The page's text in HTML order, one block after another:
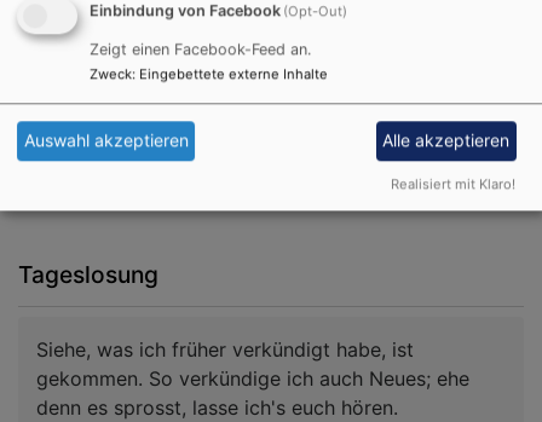
Tageslosung
Siehe, was ich früher verkündigt habe, ist
gekommen. So verkündige ich auch Neues; ehe
denn es sprosst, lasse ich's euch hören.
Einbindung von Facebook (Opt-Out)
Zeigt einen Facebook-Feed an.
Zweck: Eingebettete externe Inhalte
Auswahl akzeptieren Alle akzeptieren
Realisiert mit Klaro!